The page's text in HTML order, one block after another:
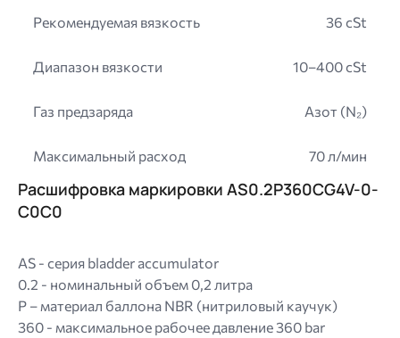
Рекомендуемая вязкость 36 cSt
Диапазон вязкости 10–400 cSt
Газ предзаряда Азот (N₂)
Максимальный расход 70 л/мин
Расшифровка маркировки AS0.2P360CG4V-0-
C0C0
AS - серия bladder accumulator
0.2 - номинальный объем 0,2 литра
P – материал баллона NBR (нитриловый каучук)
360 - максимальное рабочее давление 360 bar